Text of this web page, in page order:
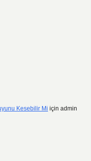
Kesebilir Mi için admin